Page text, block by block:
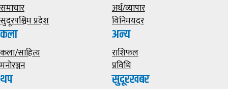
समाचार
सुदूरपश्चिम प्रदेश
अर्थ/व्यापार
विनिमयदर
कला
कला/साहित्य
मनोरञ्जन
अन्य
राशिफल
प्रविधि
थप सुदूरखबर